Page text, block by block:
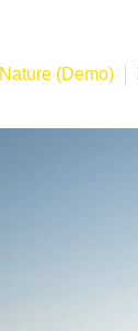
Nature (Demo)